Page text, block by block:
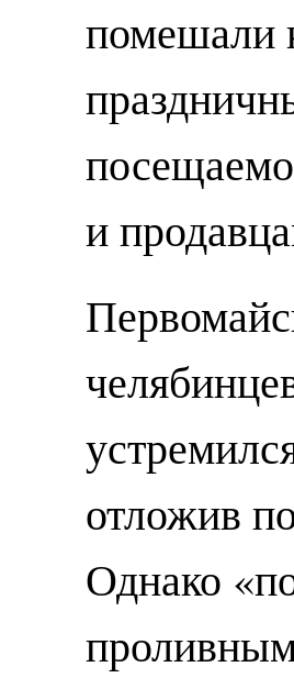
помешали
и
отложив
Однако